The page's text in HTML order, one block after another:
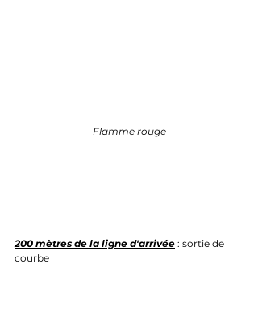
Flamme rouge
200 mètres de la ligne d'arrivée : sortie de
courbe